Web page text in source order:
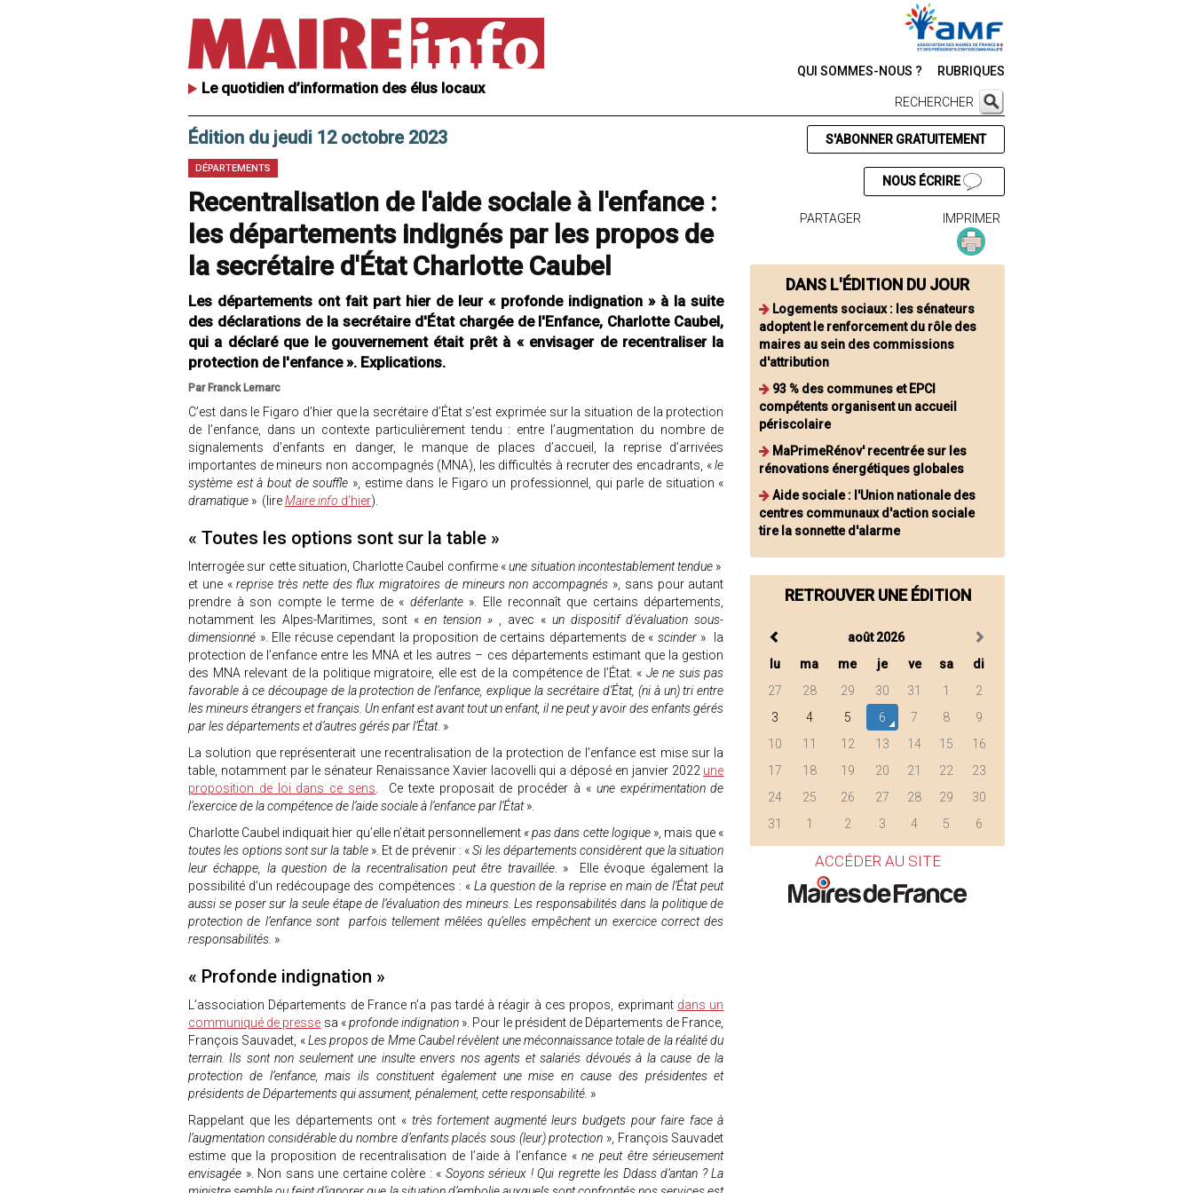
Le quotidien d’information des élus locaux
QUI SOMMES-NOUS ? RUBRIQUES
RECHERCHER
Édition du jeudi 12 octobre 2023
DÉPARTEMENTS
Recentralisation de l'aide sociale à l'enfance :
les départements indignés par les propos de
la secrétaire d'État Charlotte Caubel
Les départements ont fait part hier de leur « profonde indignation » à la suite
des déclarations de la secrétaire d'État chargée de l'Enfance, Charlotte Caubel,
qui a déclaré que le gouvernement était prêt à « envisager de recentraliser la
protection de l'enfance ». Explications.
Par Franck Lemarc
C’est dans le Figaro d’hier que la secrétaire d’État s’est exprimée sur la situation de la protection
de l’enfance, dans un contexte particulièrement tendu : entre l’augmentation du nombre de
signalements d’enfants en danger, le manque de places d’accueil, la reprise d’arrivées
importantes de mineurs non accompagnés (MNA), les difficultés à recruter des encadrants, «le
système est à bout de souffle », estime dans le Figaro un professionnel, qui parle de situation «
dramatique » (lireMaire info d’hier).
« Toutes les options sont sur la table »
Interrogée sur cette situation, Charlotte Caubel confirme «une situation incontestablement tendue »
et une «reprise très nette des flux migratoires de mineurs non accompagnés », sans pour autant
prendre à son compte le terme de « déferlante ». Elle reconnaît que certains départements,
notamment les Alpes-Maritimes, sont «en tension » , avec «un dispositif d’évaluation sous-
dimensionné ». Elle récuse cependant la proposition de certains départements de « scinder » la
protection de l’enfance entre les MNA et les autres – ces départements estimant que la gestion
des MNA relevant de la politique migratoire, elle est de la compétence de l’État. « Je ne suis pas
favorable à ce découpage de la protection de l’enfance, explique la secrétaire d’État, (ni à un) tri entre
les mineurs étrangers et français. Un enfant est avant tout un enfant, il ne peut y avoir des enfants gérés
par les départements et d’autres gérés par l’État. »
La solution que représenterait une recentralisation de la protection de l’enfance est mise sur la
table, notamment par le sénateur Renaissance Xavier Iacovelli qui a déposé en janvier 2022 une
proposition de loi dans ce sens . Ce texte proposait de procéder à «une expérimentation de
l’exercice de la compétence de l’aide sociale à l’enfance par l’État».
Charlotte Caubel indiquait hier qu’elle n’était personnellement « pas dans cette logique », mais que «
toutes les options sont sur la table ». Et de prévenir : «Si les départements considèrent que la situation
leur échappe, la question de la recentralisation peut être travaillée. » Elle évoque également la
possibilité d’un redécoupage des compétences : «La question de la reprise en main de l’État peut
aussi se poser sur la seule étape de l’évaluation des mineurs. Les responsabilités dans la politique de
protection de l’enfance sont parfois tellement mêlées qu’elles empêchent un exercice correct des
responsabilités. »
« Profonde indignation »
L’association Départements de France n’a pas tardé à réagir à ces propos, exprimant dans un
communiqué de presse sa «profonde indignation ». Pour le président de Départements de France,
François Sauvadet, «Les propos de Mme Caubel révèlent une méconnaissance totale de la réalité du
terrain. Ils sont non seulement une insulte envers nos agents et salariés dévoués à la cause de la
protection de l’enfance, mais ils constituent également une mise en cause des présidentes et
présidents de Départements qui assument, pénalement, cette responsabilité. »
Rappelant que les départements ont «très fortement augmenté leurs budgets pour faire face à
l’augmentation considérable du nombre d’enfants placés sous (leur) protection », François Sauvadet
estime que la proposition de recentralisation de l’aide à l’enfance «ne peut être sérieusement
envisagée ». Non sans une certaine colère : « Soyons sérieux ! Qui regrette les Ddass d’antan ? La
S'ABONNER GRATUITEMENT
NOUS ÉCRIRE
PARTAGER IMPRIMER
DANS L'ÉDITION DU JOUR
Logements sociaux : les sénateurs
adoptent le renforcement du rôle des
maires au sein des commissions
d'attribution
93 % des communes et EPCI
compétents organisent un accueil
périscolaire
MaPrimeRénov' recentrée sur les
rénovations énergétiques globales
Aide sociale : l'Union nationale des
centres communaux d'action sociale
tire la sonnette d'alarme
RETROUVER UNE ÉDITION
août 2026
lu
ma me je ve sa
di
27
28 29 30 31 1
2
3
4 5 6 7 8
9
10
11 12 13 14 15
16
17
18 19 20 21 22
23
24
25 26 27 28 29
30
31
1 2 3 4 5 6
ACCÉDER AU SITE